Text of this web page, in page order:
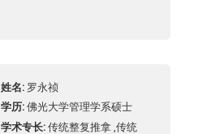
姓名 罗永祯
学历 佛光大学管理学系硕士
学术专长 传统整复推拿 ,传统